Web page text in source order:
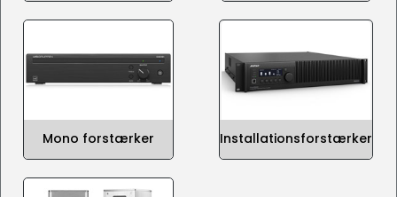
Mono forstærker Installationsforstærker